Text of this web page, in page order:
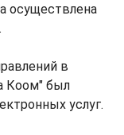
осуществлена
в
Коом" был
услуг.